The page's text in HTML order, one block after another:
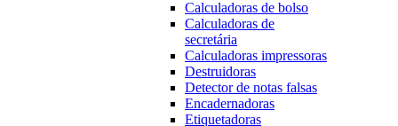
Calculadoras de bolso
Calculadoras de
secretária
Calculadoras impressoras
Destruidoras
Detector de notas falsas
Encadernadoras
Etiquetadoras